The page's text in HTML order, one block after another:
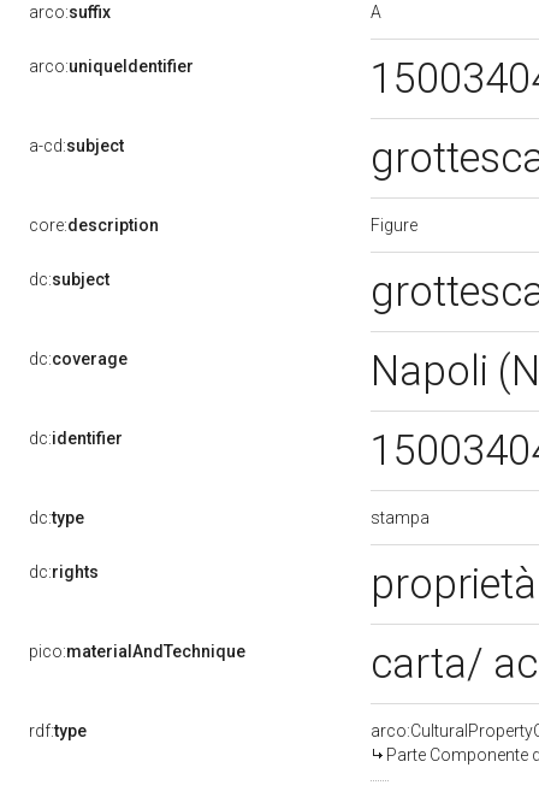
arco:suffix A
arco:uniqueIdentifier
a-cd:subject
core:description Figure
dc:subject
dc:coverage Napoli
dc:identifier
dc:type stampa
dc:rights
pico:materialAndTechnique carta/
rdf:type
Parte Componente